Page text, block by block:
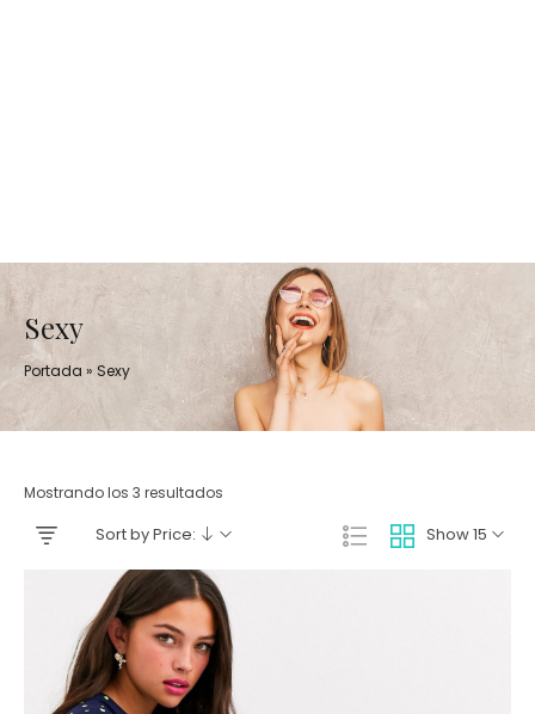
Sexy
Portada » Sexy
Mostrando los 3 resultados
Show 15
Sort by Price: